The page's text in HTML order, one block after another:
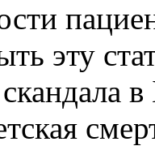
эту